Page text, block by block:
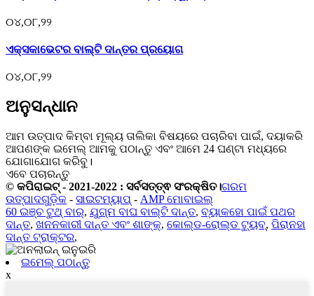
୦୪,୦୮,୨୨
ଏକ୍ସକାଭେଟର ବାଲ୍ଟି ଦାନ୍ତର ପ୍ରୟୋଗ
୦୪,୦୮,୨୨
ଅନୁସନ୍ଧାନ
ଆମ ଉତ୍ପାଦ କିମ୍ବା ମୂଲ୍ୟ ତାଲିକା ବିଷୟରେ ପଚାରିବା ପାଇଁ, ଦୟାକରି
ଆପଣଙ୍କ ଇମେଲ୍ ଆମକୁ ପଠାନ୍ତୁ ଏବଂ ଆମେ 24 ଘଣ୍ଟା ମଧ୍ୟରେ
ଯୋଗାଯୋଗ କରିବୁ।
ଏବେ ପଚାରନ୍ତୁ
© କପିରାଇଟ୍ - 2021-2022 : ସର୍ବସତ୍ତ୍ଵ ସଂରକ୍ଷିତ।ଗରମ
ଉତ୍ପାଦଗୁଡ଼ିକ - ସାଇଟମ୍ୟାପ୍ - AMP ମୋବାଇଲ୍
60 ଇଞ୍ଚ ଟୁଥ୍ ବାର୍, ଯୁଗ୍ମ ବାଘ ବାଲ୍ଟି ଦାନ୍ତ, ବ୍ୟାକହୋ ପାଇଁ ପଥର
ଦାନ୍ତ, ଖନନକାରୀ ଦାନ୍ତ ଏବଂ ଶାଙ୍କ୍, କୋଲ୍ଡ-ରୋଲ୍ଡ ଟ୍ୟୁବ୍, ପିରାନହା
ଦାନ୍ତ ଟ୍ରାକ୍ଟର,
ଇମେଲ୍ ପଠାନ୍ତୁ
x